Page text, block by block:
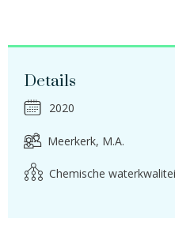
Details
2020
Meerkerk, M.A.
Chemische